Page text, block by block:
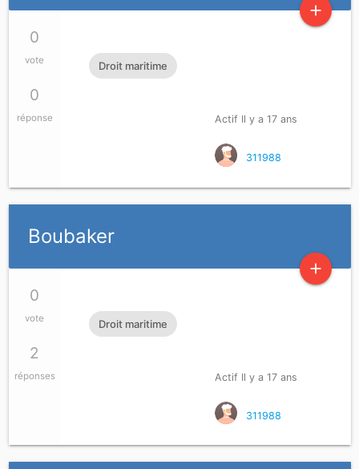
add
0
vote
0
réponse
Droit maritime
Actif Il y a 17 ans
311988
Boubaker
add
0
vote
2
réponses
Droit maritime
Actif Il y a 17 ans
311988